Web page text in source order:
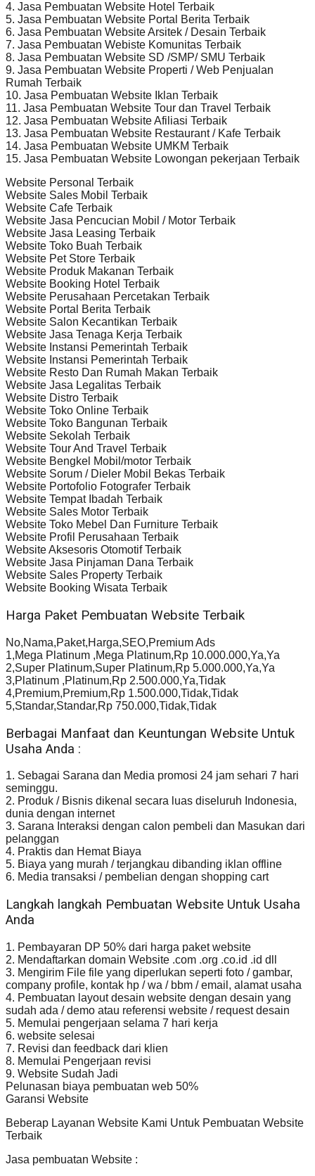
4. Jasa Pembuatan Website Hotel Terbaik
5. Jasa Pembuatan Website Portal Berita Terbaik
6. Jasa Pembuatan Website Arsitek / Desain Terbaik
7. Jasa Pembuatan Webiste Komunitas Terbaik
8. Jasa Pembuatan Website SD /SMP/ SMU Terbaik
9. Jasa Pembuatan Website Properti / Web Penjualan
Rumah Terbaik
10. Jasa Pembuatan Website Iklan Terbaik
11. Jasa Pembuatan Website Tour dan Travel Terbaik
12. Jasa Pembuatan Website Afiliasi Terbaik
13. Jasa Pembuatan Website Restaurant / Kafe Terbaik
14. Jasa Pembuatan Website UMKM Terbaik
15. Jasa Pembuatan Website Lowongan pekerjaan Terbaik
Website Personal Terbaik
Website Sales Mobil Terbaik
Website Cafe Terbaik
Website Jasa Pencucian Mobil / Motor Terbaik
Website Jasa Leasing Terbaik
Website Toko Buah Terbaik
Website Pet Store Terbaik
Website Produk Makanan Terbaik
Website Booking Hotel Terbaik
Website Perusahaan Percetakan Terbaik
Website Portal Berita Terbaik
Website Salon Kecantikan Terbaik
Website Jasa Tenaga Kerja Terbaik
Website Instansi Pemerintah Terbaik
Website Instansi Pemerintah Terbaik
Website Resto Dan Rumah Makan Terbaik
Website Jasa Legalitas Terbaik
Website Distro Terbaik
Website Toko Online Terbaik
Website Toko Bangunan Terbaik
Website Sekolah Terbaik
Website Tour And Travel Terbaik
Website Bengkel Mobil/motor Terbaik
Website Sorum / Dieler Mobil Bekas Terbaik
Website Portofolio Fotografer Terbaik
Website Tempat Ibadah Terbaik
Website Sales Motor Terbaik
Website Toko Mebel Dan Furniture Terbaik
Website Profil Perusahaan Terbaik
Website Aksesoris Otomotif Terbaik
Website Jasa Pinjaman Dana Terbaik
Website Sales Property Terbaik
Website Booking Wisata Terbaik
Harga Paket Pembuatan Website Terbaik
No,Nama,Paket,Harga,SEO,Premium Ads
1,Mega Platinum ,Mega Platinum,Rp 10.000.000,Ya,Ya
2,Super Platinum,Super Platinum,Rp 5.000.000,Ya,Ya
3,Platinum ,Platinum,Rp 2.500.000,Ya,Tidak
4,Premium,Premium,Rp 1.500.000,Tidak,Tidak
5,Standar,Standar,Rp 750.000,Tidak,Tidak
Berbagai Manfaat dan Keuntungan Website Untuk
Usaha Anda :
1. Sebagai Sarana dan Media promosi 24 jam sehari 7 hari
seminggu.
2. Produk / Bisnis dikenal secara luas diseluruh Indonesia,
dunia dengan internet
3. Sarana Interaksi dengan calon pembeli dan Masukan dari
pelanggan
4. Praktis dan Hemat Biaya
5. Biaya yang murah / terjangkau dibanding iklan offline
6. Media transaksi / pembelian dengan shopping cart
Langkah langkah Pembuatan Website Untuk Usaha
Anda
1. Pembayaran DP 50% dari harga paket website
2. Mendaftarkan domain Website .com .org .co.id .id dll
3. Mengirim File file yang diperlukan seperti foto / gambar,
company profile, kontak hp / wa / bbm / email, alamat usaha
4. Pembuatan layout desain website dengan desain yang
sudah ada / demo atau referensi website / request desain
5. Memulai pengerjaan selama 7 hari kerja
6. website selesai
7. Revisi dan feedback dari klien
8. Memulai Pengerjaan revisi
9. Website Sudah Jadi
Pelunasan biaya pembuatan web 50%
Garansi Website
Beberap Layanan Website Kami Untuk Pembuatan Website
Terbaik
Jasa pembuatan Website :